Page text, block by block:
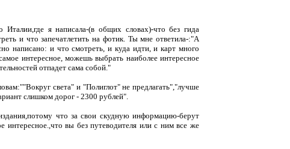
я написала-(в общих словах)-что без гида
и что запечатлетить на фотик. Ты мне ответила-:"А
написано: и что смотреть, и куда идти, и карт много
интересное, можешь выбрать наиболее интересное
отпадет сама собой."
света" и "Полиглот" не предлагать","лучше
слишком дорог - 2300 рублей".
что за свои скудную информацию-берут
интересное.,что вы без путеводителя или с ним все же